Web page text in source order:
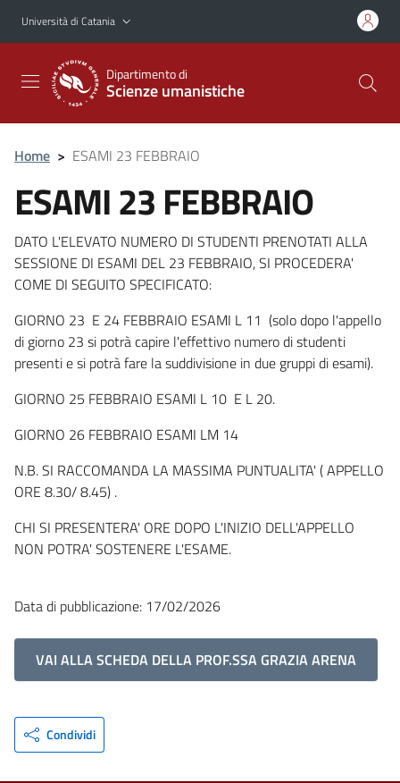
Vai al contenuto principale
Vai al menu di navigazione
Università di Catania
Dipartimento di
Scienze umanistiche
Home > ESAMI 23 FEBBRAIO
ESAMI 23 FEBBRAIO
DATO L'ELEVATO NUMERO DI STUDENTI PRENOTATI ALLA
SESSIONE DI ESAMI DEL 23 FEBBRAIO, SI PROCEDERA'
COME DI SEGUITO SPECIFICATO:
GIORNO 23 E 24 FEBBRAIO ESAMI L 11 (solo dopo l'appello
di giorno 23 si potrà capire l'effettivo numero di studenti
presenti e si potrà fare la suddivisione in due gruppi di esami).
GIORNO 25 FEBBRAIO ESAMI L 10 E L 20.
GIORNO 26 FEBBRAIO ESAMI LM 14
N.B. SI RACCOMANDA LA MASSIMA PUNTUALITA' ( APPELLO
ORE 8.30/ 8.45) .
CHI SI PRESENTERA' ORE DOPO L'INIZIO DELL'APPELLO
NON POTRA' SOSTENERE L'ESAME.
Data di pubblicazione: 17/02/2026
VAI ALLA SCHEDA DELLA PROF.SSA GRAZIA ARENA
Condividi